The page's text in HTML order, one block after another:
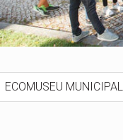
ECOMUSEU MUNICIPAL